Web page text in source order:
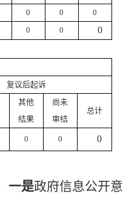
0 0
0
0 0 0
复议后起诉
其他
结果
尚未
审结
总计
0 0 0
一是政府信息公开意